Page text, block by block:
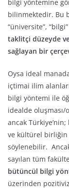
bilgi yöntemine
bilinmektedir. Bu
“üniversite”,
taklitçi düzeyde
sağlayan bir
Oysa ideal
içtimai ilim
bilgi yöntemi ile
idealde oluşması/
ancak
ve kültürel birliğin
söylenebilir.
sayılan tüm
bütüncül bilgi
üzerinden